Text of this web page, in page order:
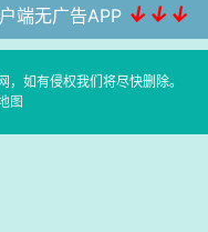
端无广告APP ↓↓↓
如有侵权我们将尽快删除。
图